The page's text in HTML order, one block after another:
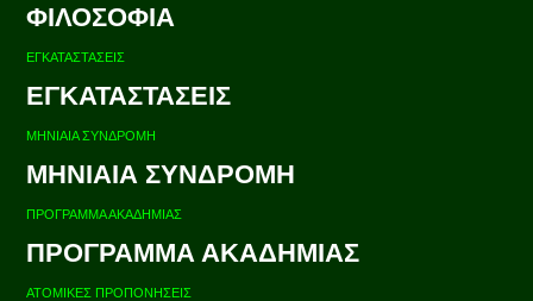
ΦΙΛΟΣΟΦΙΑ
ΕΓΚΑΤΑΣΤΑΣΕΙΣ
ΕΓΚΑΤΑΣΤΑΣΕΙΣ
ΜΗΝΙΑΙΑ ΣΥΝΔΡΟΜΗ
ΜΗΝΙΑΙΑ ΣΥΝΔΡΟΜΗ
ΠΡΟΓΡΑΜΜΑ ΑΚΑΔΗΜΙΑΣ
ΠΡΟΓΡΑΜΜΑ ΑΚΑΔΗΜΙΑΣ
ΑΤΟΜΙΚΕΣ ΠΡΟΠΟΝΗΣΕΙΣ